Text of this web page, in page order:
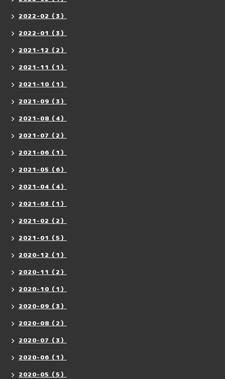
2022-02（3）
2022-01（3）
2021-12（2）
2021-11（1）
2021-10（1）
2021-09（3）
2021-08（4）
2021-07（2）
2021-06（1）
2021-05（6）
2021-04（4）
2021-03（1）
2021-02（2）
2021-01（5）
2020-12（1）
2020-11（2）
2020-10（1）
2020-09（3）
2020-08（2）
2020-07（3）
2020-06（1）
2020-05（5）